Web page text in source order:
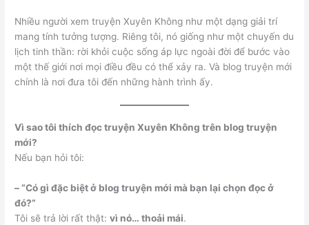
Nhiều người xem truyện Xuyên Không như một dạng giải trí
mang tính tưởng tượng. Riêng tôi, nó giống như một chuyến du
lịch tinh thần: rời khỏi cuộc sống áp lực ngoài đời để bước vào
một thế giới nơi mọi điều đều có thể xảy ra. Và blog truyện mới
chính là nơi đưa tôi đến những hành trình ấy.
Vì sao tôi thích đọc truyện Xuyên Không trên blog truyện
mới?
Nếu bạn hỏi tôi:
– “Có gì đặc biệt ở blog truyện mới mà bạn lại chọn đọc ở
đó?”
Tôi sẽ trả lời rất thật:vì nó… thoải mái.